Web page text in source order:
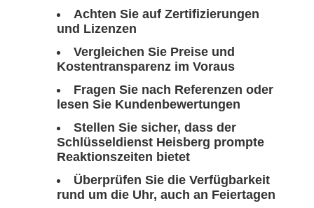
Achten Sie auf Zertifizierungen
und Lizenzen
Vergleichen Sie Preise und
Kostentransparenz im Voraus
Fragen Sie nach Referenzen oder
lesen Sie Kundenbewertungen
Stellen Sie sicher, dass der
Schlüsseldienst Heisberg prompte
Reaktionszeiten bietet
Überprüfen Sie die Verfügbarkeit
rund um die Uhr, auch an Feiertagen